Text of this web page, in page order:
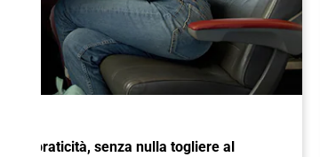
e praticità, senza nulla togliere al